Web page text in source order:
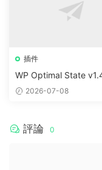
插件
WP Optimal State
WordPress 優化、清
2026-07-08
評論 0